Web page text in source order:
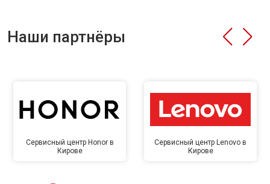
Наши партнёры
Сервисный центр Honor в
Кирове
Сервисный центр Lenovo в
Кирове